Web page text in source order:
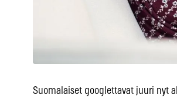
Suomalaiset googlettavat juuri nyt